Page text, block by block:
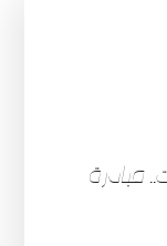
مبادرة